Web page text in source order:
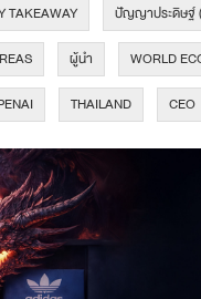
TAKEAWAY ปัญญาประดิษฐ์
ผู้นำ WORLD
THAILAND CEO